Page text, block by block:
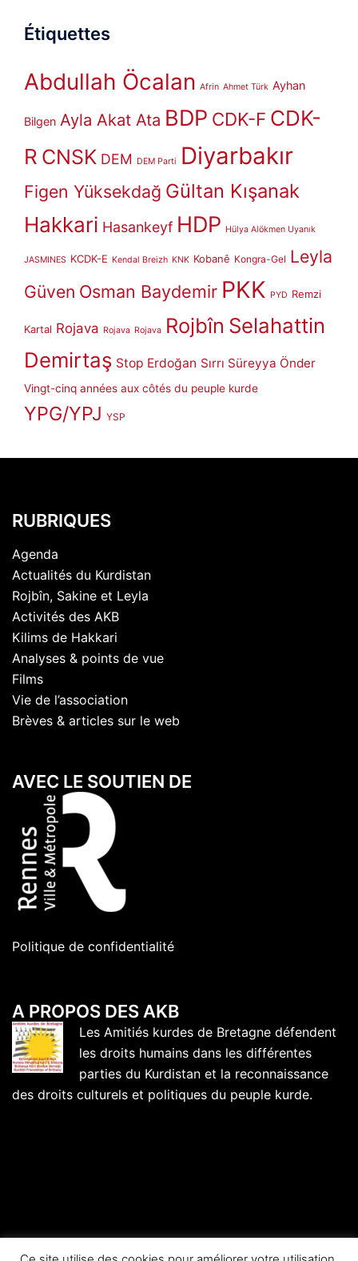
Étiquettes
Abdullah Öcalan Afrin Ahmet Türk Ayhan
Bilgen Ayla Akat Ata BDP CDK-F CDK-
R CNSK DEM DEM Parti Diyarbakır
Figen Yüksekdağ Gültan Kışanak
Hakkari Hasankeyf HDP Hülya Alökmen Uyanık
JASMINES KCDK-E Kendal Breizh KNK Kobanê Kongra-Gel Leyla
Güven Osman Baydemir PKK PYD Remzi
Kartal Rojava Rojava Rojava Rojbîn Selahattin
Demirtaş Stop Erdoğan Sırrı Süreyya Önder
Vingt-cinq années aux côtés du peuple kurde
YPG/YPJ YSP
RUBRIQUES
Agenda
Actualités du Kurdistan
Rojbîn, Sakine et Leyla
Activités des AKB
Kilims de Hakkari
Analyses & points de vue
Films
Vie de l’association
Brèves & articles sur le web
AVEC LE SOUTIEN DE
Politique de confidentialité
A PROPOS DES AKB
Les Amitiés kurdes de Bretagne défendent
les droits humains dans les différentes
parties du Kurdistan et la reconnaissance
des droits culturels et politiques du peuple kurde.